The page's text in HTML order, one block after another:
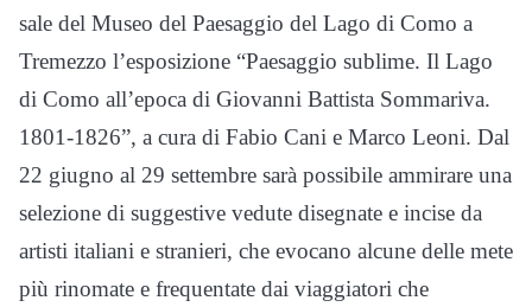
sale del Museo del Paesaggio del Lago di Como a
Tremezzo l’esposizione “Paesaggio sublime. Il Lago
di Como all’epoca di Giovanni Battista Sommariva.
1801-1826”, a cura di Fabio Cani e Marco Leoni. Dal
22 giugno al 29 settembre sarà possibile ammirare una
selezione di suggestive vedute disegnate e incise da
artisti italiani e stranieri, che evocano alcune delle mete
più rinomate e frequentate dai viaggiatori che